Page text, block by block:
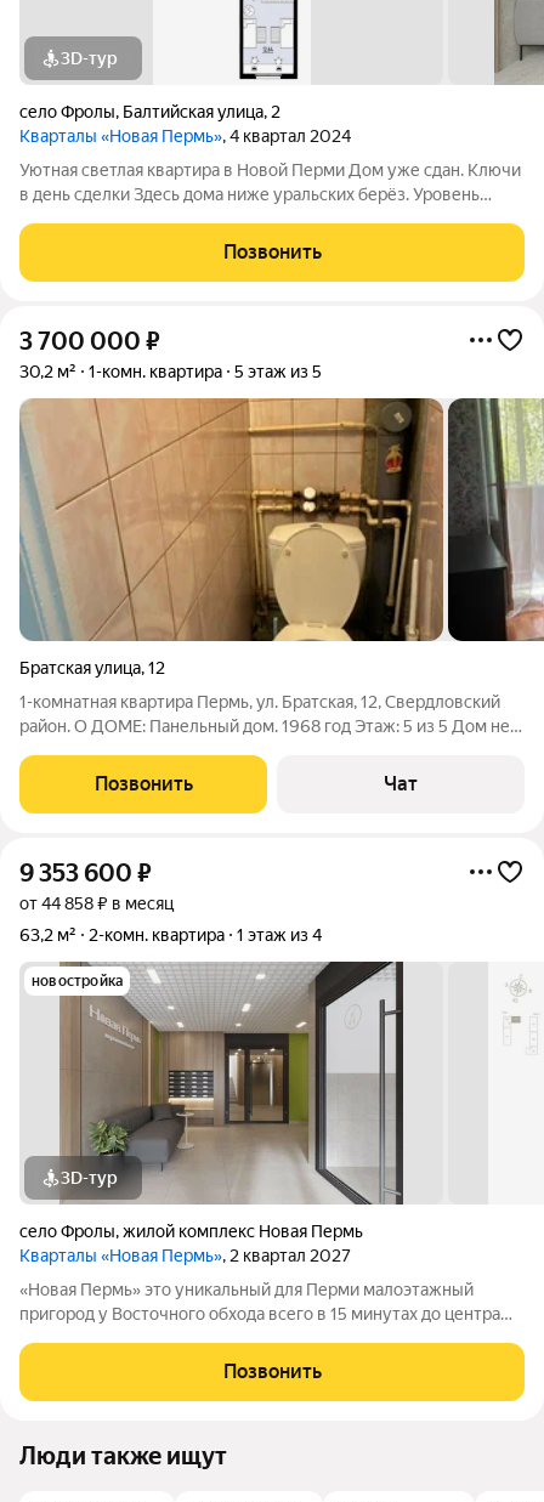
3D-тур
село Фролы, Балтийская улица, 2
Кварталы «Новая Пермь», 4 квартал 2024
Уютная светлая квартира в Новой Перми Дом уже сдан. Ключи
в день сделки Здесь дома ниже уральских берёз. Уровень
вместо городского гула. Газовая котельная на жилой комплекс.
Стильный холл,
Позвонить
3 700 000 ₽
30,2 м² 1-комн. квартира 5 этаж из 5
Братская улица,12
1-комнатная квартира Пермь, ул. Братская, 12, Свердловский
район. О ДОМЕ: Панельный дом. 1968 год Этаж: 5 из 5 Дом не
Спокойные и хорошие соседи, много долгожителей О
КВАРТИРЕ: Площадь: 30,2 м Кухня: 6
Позвонить Чат
9 353 600 ₽
от 44 858 ₽ в месяц
63,2 м²
2-комн. квартира 1 этаж из 4
новостройка
3D-тур
село Фролы,жилой комплекс Новая Пермь
Кварталы «Новая Пермь», 2 квартал 2027
«Новая Пермь» это уникальный для Перми малоэтажный
пригород у Восточного обхода всего в 15 минутах до центра
государственной программы КРТ. Сочетает в себе
преимущества загородной жизни с комфортом
Позвонить
Люди также ищут